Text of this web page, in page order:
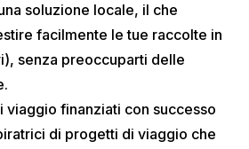
soluzione locale, il che
facilmente le tue raccolte in
senza preoccuparti delle
viaggio finanziati con successo
di progetti di viaggio che